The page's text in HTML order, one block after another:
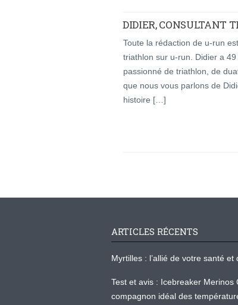
DIDIER, CONSULTANT
Toute la rédaction de u-run
triathlon sur u-run. Didier a
passionné de triathlon, de
que nous vous parlons de
histoire […]
ARTICLES RÉCENTS
Myrtilles : l’allié de votre santé
Test et avis : Icebreaker Merinos
compagnon idéal des